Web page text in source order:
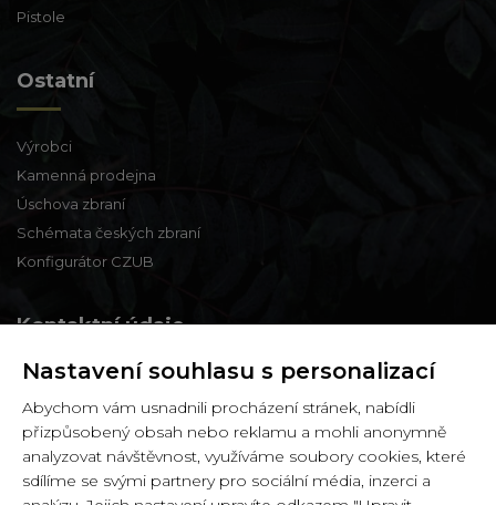
Pistole
Ostatní
Výrobci
Kamenná prodejna
Úschova zbraní
Schémata českých zbraní
Konfigurátor CZUB
Kontaktní údaje
Zbraně a střelivo Karviná
Zámecká 99,
Karviná - Fryštát,
733 01
Nastavení souhlasu s personalizací
Abychom vám usnadnili procházení stránek, nabídli
přizpůsobený obsah nebo reklamu a mohli anonymně
analyzovat návštěvnost, využíváme soubory cookies, které
sdílíme se svými partnery pro sociální média, inzerci a